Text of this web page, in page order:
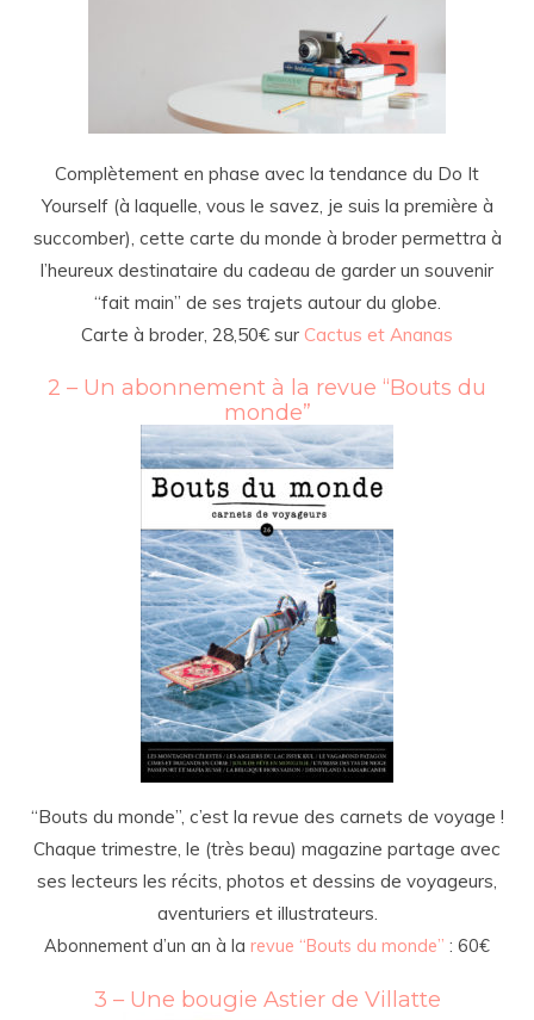
Complètement en phase avec la tendance du Do It
Yourself (à laquelle, vous le savez, je suis la première à
succomber), cette carte du monde à broder permettra à
l’heureux destinataire du cadeau de garder un souvenir
“fait main” de ses trajets autour du globe.
Carte à broder, 28,50€ sur Cactus et Ananas
2 – Un abonnement à la revue “Bouts du
monde”
“Bouts du monde”, c’est la revue des carnets de voyage !
Chaque trimestre, le (très beau) magazine partage avec
ses lecteurs les récits, photos et dessins de voyageurs,
aventuriers et illustrateurs.
Abonnement d’un an à la revue “Bouts du monde” : 60€
3 – Une bougie Astier de Villatte